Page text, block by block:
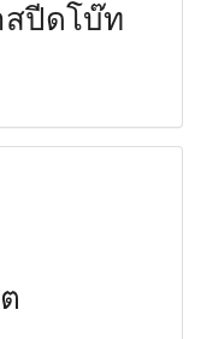
สปีดโบ๊ท